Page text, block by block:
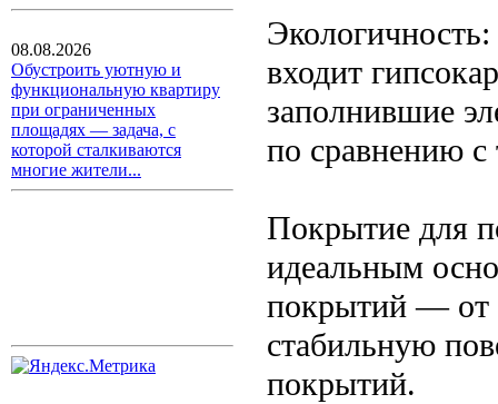
08.08.2026
Обустроить уютную и
функциональную квартиру
при ограниченных
площадях — задача, с
которой сталкиваются
многие жители...
входит
заполнившие
по сравнению
Покрытие для
идеальным
покрытий — от
стабильную
покрытий.